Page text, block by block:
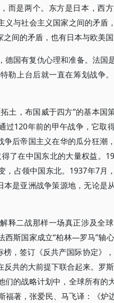
而是两个。东方是日本，西
义与社会主义国家之间的矛盾
间的矛盾，也有日本与欧美国
德国有复仇心理和准备。法国
勒上台后就一直在筹划战争
土，布国威于四方”的基本国
过120年前的甲午战争，它取
后帝国主义在华的瓜分狂潮
了在中国东北的大量权益。
，占领中国东北。1937年7月
本是亚洲战争策源地，无论是
释二战那样一场真正涉及全
西斯国家成立“柏林—罗马”轴
榜，签订《反共产国际协定》
共的大前提下联合起来。罗
们的战略计划中，全球所有的
福著，张爱民、马飞译：《炉